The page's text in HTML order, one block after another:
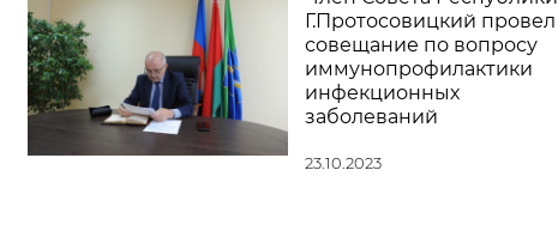
Г.Протосовицкий провел
совещание по вопросу
иммунопрофилактики
инфекционных
заболеваний
23.10.2023